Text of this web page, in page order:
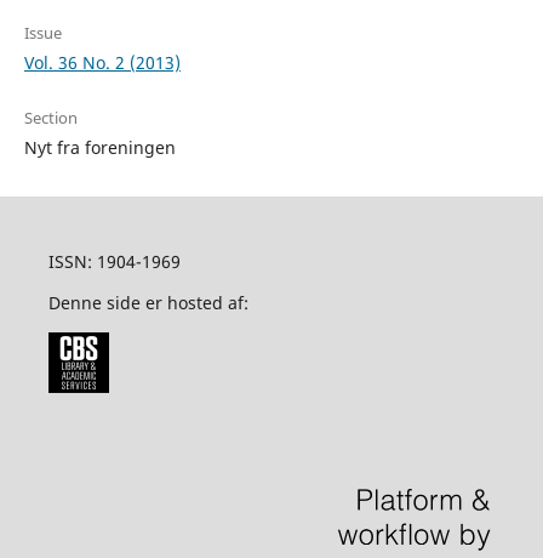
Issue
Vol. 36 No. 2 (2013)
Section
Nyt fra foreningen
ISSN: 1904-1969
Denne side er hosted af: